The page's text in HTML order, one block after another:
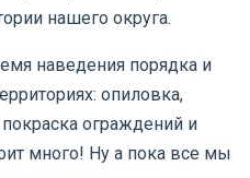
нашего округа.
наведения порядка и
опиловка,
ограждений и
много! Ну а пока все мы